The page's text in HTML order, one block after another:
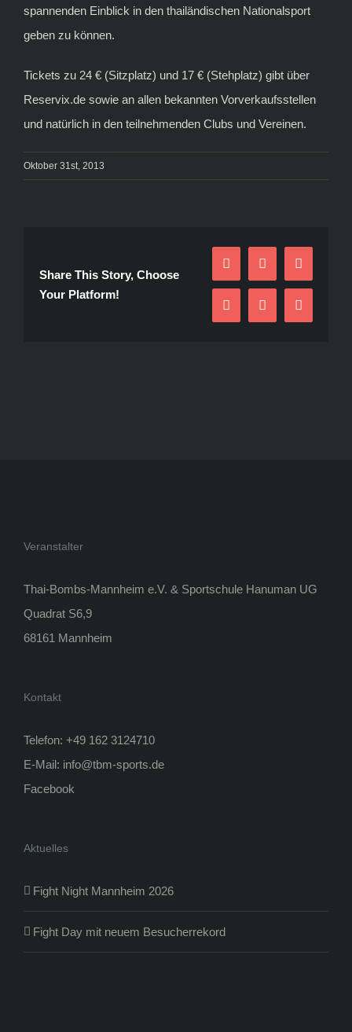
spannenden Einblick in den thailändischen Nationalsport
geben zu können.
Tickets zu 24 € (Sitzplatz) und 17 € (Stehplatz) gibt über
Reservix.de sowie an allen bekannten Vorverkaufsstellen
und natürlich in den teilnehmenden Clubs und Vereinen.
Oktober 31st, 2013
Share This Story, Choose
Your Platform!
FacebookTwitterReddit
LinkedInPinterest
E-
Mail
Veranstalter
Thai-Bombs-Mannheim e.V. & Sportschule Hanuman UG
Quadrat S6,9
68161 Mannheim
Kontakt
Telefon: +49 162 3124710
E-Mail: info@tbm-sports.de
Facebook
Aktuelles
Fight Night Mannheim 2026
Fight Day mit neuem Besucherrekord